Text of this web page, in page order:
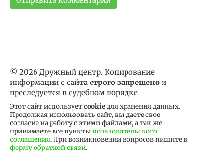
© 2026 Дружный центр. Копирование
информации с сайта строго запрещено и
преследуется в судебном порядке
Этот сайт используетcookieдля хранения данных.
Продолжая использовать сайт, вы даете свое
согласие на работу с этими файлами, а так же
принимаете все пункты пользовательского
соглашения. При возникновении вопросов пишите в
форму обратной связи.